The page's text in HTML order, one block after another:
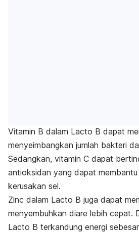
Vitamin B dalam Lacto B dapat
menyeimbangkan jumlah bakteri
Sedangkan, vitamin C dapat
antioksidan yang dapat membantu
kerusakan sel.
Zinc dalam Lacto B juga dapat
menyembuhkan diare lebih cepat.
Lacto B terkandung energi